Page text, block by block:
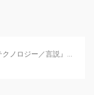
ノロジー／言説』...